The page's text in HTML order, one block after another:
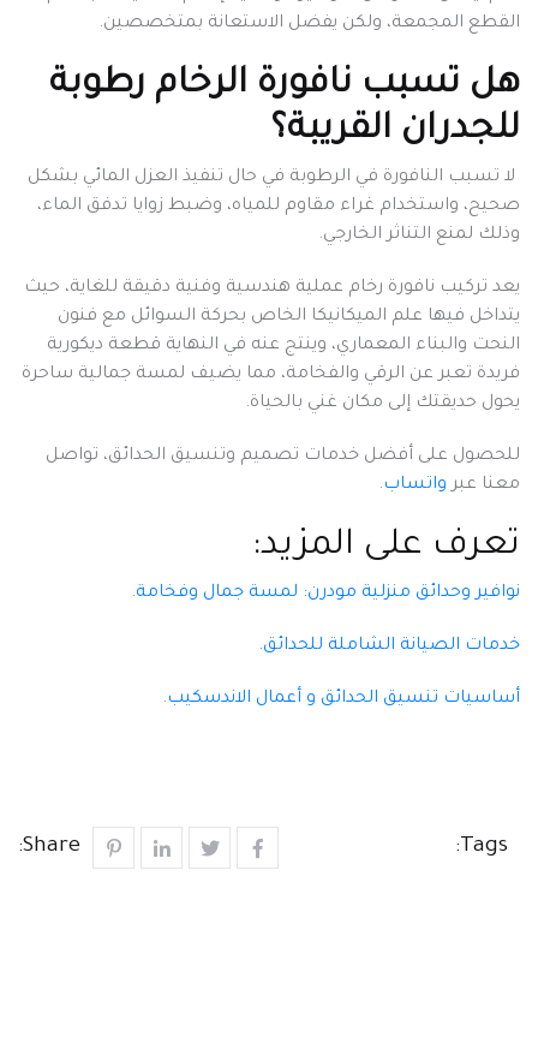
القطع المجمعة، ولكن يفضل الاستعانة بمتخصصين.
هل تسبب نافورة الرخام رطوبة
للجدران القريبة؟
لا تسبب النافورة في الرطوبة في حال تنفيذ العزل المائي بشكل
صحيح، واستخدام غراء مقاوم للمياه، وضبط زوايا تدفق الماء،
وذلك لمنع التناثر الخارجي.
يعد تركيب نافورة رخام عملية هندسية وفنية دقيقة للغاية، حيث
يتداخل فيها علم الميكانيكا الخاص بحركة السوائل مع فنون
النحت والبناء المعماري، وينتج عنه في النهاية قطعة ديكورية
فريدة تعبر عن الرقي والفخامة، مما يضيف لمسة جمالية ساحرة
يحول حديقتك إلى مكان غني بالحياة.
للحصول على أفضل خدمات تصميم وتنسيق الحدائق، تواصل
معنا عبر واتساب.
تعرف على المزيد:
نوافير وحدائق منزلية مودرن: لمسة جمال وفخامة.
خدمات الصيانة الشاملة للحدائق.
أساسيات تنسيق الحدائق و أعمال الاندسكيب.
Tags:
Share: